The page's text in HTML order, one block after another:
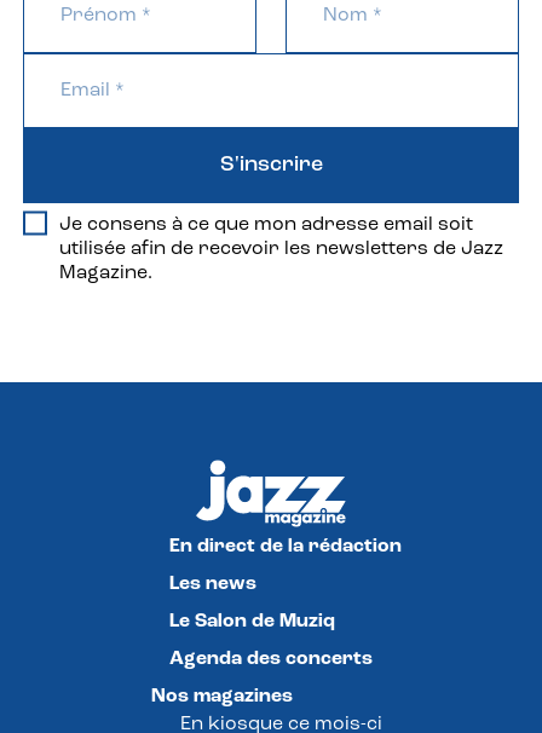
Je consens à ce que mon adresse email soit
utilisée afin de recevoir les newsletters de Jazz
Magazine.
S'inscrire
En direct de la rédaction
Les news
Le Salon de Muziq
Agenda des concerts
Nos magazines
En kiosque ce mois-ci